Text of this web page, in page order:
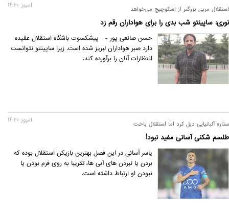
استقلال مربی بزرگتر از اسکوچیچ می‌خواهد
نوری: ساپینتو شب بدی را برای هواداران رقم زد
امروز 14:20
حسن صانعی پور - پیشکسوت باشگاه استقلال عقیده
دارد صبر هواداران لبریز شده است. زیرا ساپینتو نتوانست
انتظارات آنان را برآورده کند.
ستاره آلبانیایی دبل کرد اما استقلال باخت
طلسم شکنی آسانی مفید نبود!
امروز 14:20
یاسر آسانی در این فصل بهترین بازیکن استقلال بوده که
بردن یا نبردن های آبی ها، تقریبا به روی فرم بودن یا
نبودن او ارتباط داشته است.